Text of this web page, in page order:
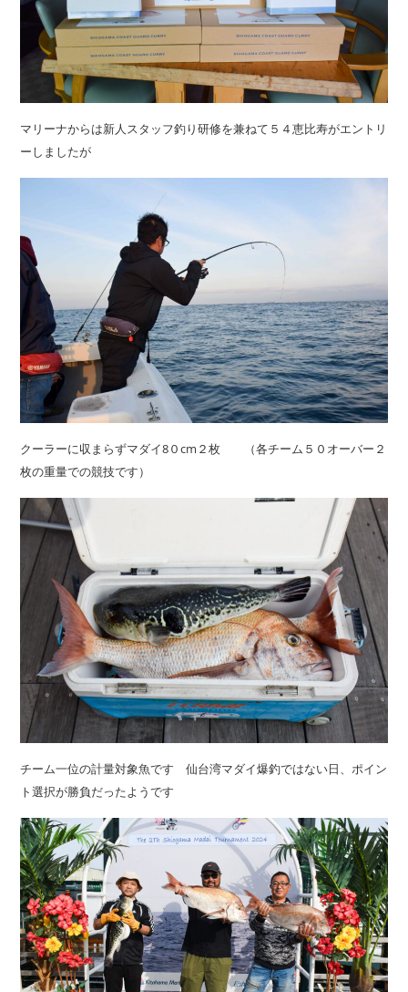
マリーナからは新人スタッフ釣り研修を兼ねて５４恵比寿がエントリ
ーしましたが
クーラーに収まらずマダイ8０cm２枚 （各チーム５０オーバー２
枚の重量での競技です）
チーム一位の計量対象魚です 仙台湾マダイ爆釣ではない日、ポイン
ト選択が勝負だったようです